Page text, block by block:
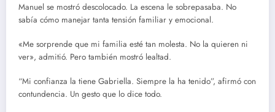
Manuel se mostró descolocado. La escena le sobrepasaba. No
sabía cómo manejar tanta tensión familiar y emocional.
«Me sorprende que mi familia esté tan molesta. No la quieren ni
ver», admitió. Pero también mostró lealtad.
“Mi confianza la tiene Gabriella. Siempre la ha tenido”, afirmó con
contundencia. Un gesto que lo dice todo.